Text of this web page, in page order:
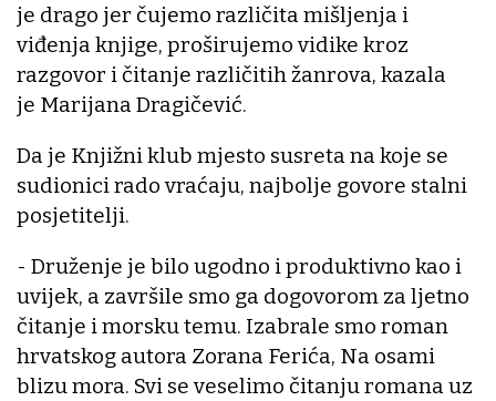
je drago jer čujemo različita mišljenja i
viđenja knjige, proširujemo vidike kroz
razgovor i čitanje različitih žanrova, kazala
je Marijana Dragičević.
Da je Knjižni klub mjesto susreta na koje se
sudionici rado vraćaju, najbolje govore stalni
posjetitelji.
- Druženje je bilo ugodno i produktivno kao i
uvijek, a završile smo ga dogovorom za ljetno
čitanje i morsku temu. Izabrale smo roman
hrvatskog autora Zorana Ferića, Na osami
blizu mora. Svi se veselimo čitanju romana uz